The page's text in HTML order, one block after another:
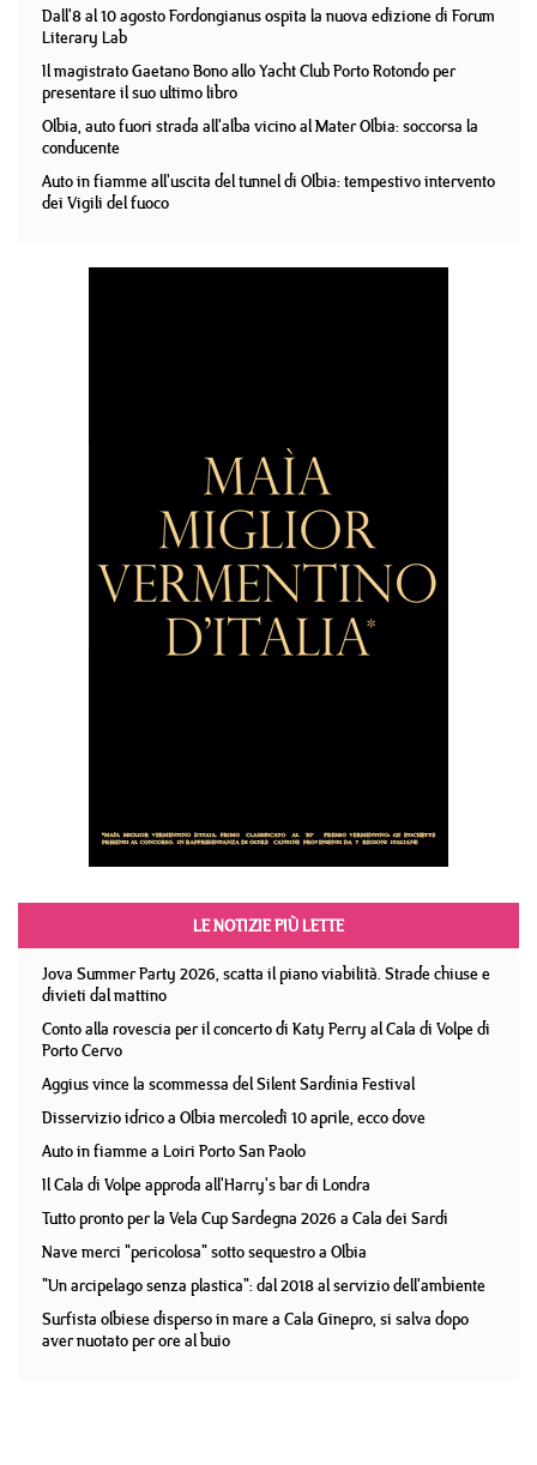
Dall'8 al 10 agosto Fordongianus ospita la nuova edizione di Forum
Literary Lab
Il magistrato Gaetano Bono allo Yacht Club Porto Rotondo per
presentare il suo ultimo libro
Olbia, auto fuori strada all'alba vicino al Mater Olbia: soccorsa la
conducente
Auto in fiamme all'uscita del tunnel di Olbia: tempestivo intervento
dei Vigili del fuoco
LE NOTIZIE PIÙ LETTE
Jova Summer Party 2026, scatta il piano viabilità. Strade chiuse e
divieti dal mattino
Conto alla rovescia per il concerto di Katy Perry al Cala di Volpe di
Porto Cervo
Aggius vince la scommessa del Silent Sardinia Festival
Disservizio idrico a Olbia mercoledì 10 aprile, ecco dove
Auto in fiamme a Loiri Porto San Paolo
Il Cala di Volpe approda all'Harry's bar di Londra
Tutto pronto per la Vela Cup Sardegna 2026 a Cala dei Sardi
Nave merci "pericolosa" sotto sequestro a Olbia
"Un arcipelago senza plastica": dal 2018 al servizio dell'ambiente
Surfista olbiese disperso in mare a Cala Ginepro, si salva dopo
aver nuotato per ore al buio